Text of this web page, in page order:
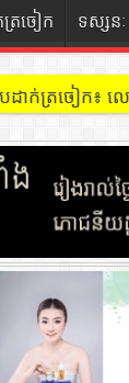
ត្រចៀក ទស្សនៈ
ដាក់ត្រចៀក ៖